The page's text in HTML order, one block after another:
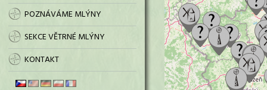
POZNÁVÁME MLÝNY
SEKCE VĚTRNÉ MLÝNY
KONTAKT